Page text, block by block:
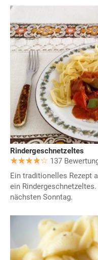
Rindergeschnetzeltes
137
Ein traditionelles Rezept
ein
nächsten Sonntag.